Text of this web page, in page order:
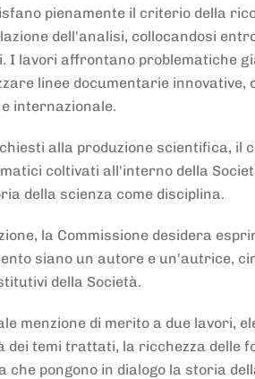
pienamente il criterio della
dell'analisi, collocandosi
lavori affrontano problematiche
linee documentarie innovative,
internazionale.
alla produzione scientifica, il
coltivati all'interno della
della scienza come disciplina.
la Commissione desidera
siano un autore e un'autrice,
della Società.
menzione di merito a due lavori,
temi trattati, la ricchezza delle
pongono in dialogo la storia